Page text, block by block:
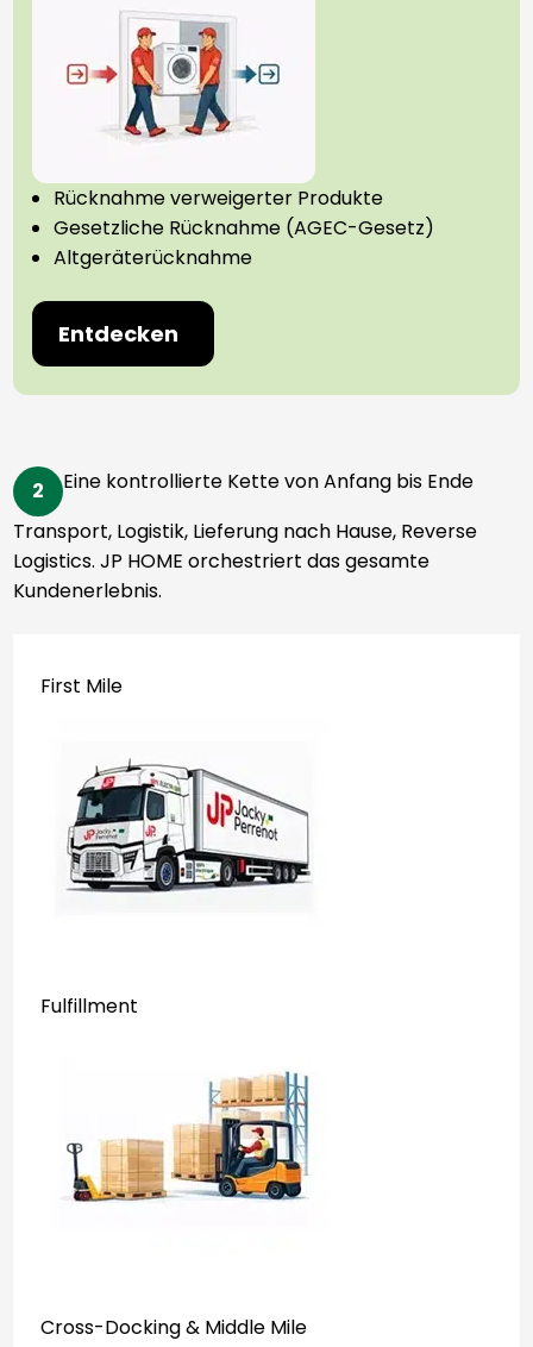
Rücknahme verweigerter Produkte
Gesetzliche Rücknahme (AGEC-Gesetz)
Altgeräterücknahme
Entdecken
2
Eine kontrollierte Kette von Anfang bis Ende
Transport, Logistik, Lieferung nach Hause, Reverse
Logistics. JP HOME orchestriert das gesamte
Kundenerlebnis.
First Mile
Fulfillment
Cross-Docking & Middle Mile